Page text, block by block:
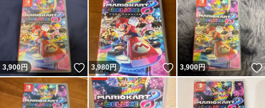
3,900円 いいね！
3,980円 いいね！
3,900円